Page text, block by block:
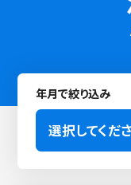
年月で絞り込み
選択してくだ